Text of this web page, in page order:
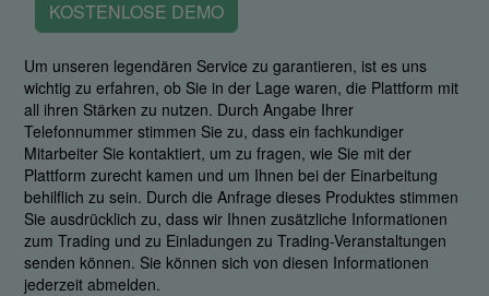
KOSTENLOSE DEMO
Um unseren legendären Service zu garantieren, ist es uns
wichtig zu erfahren, ob Sie in der Lage waren, die Plattform mit
all ihren Stärken zu nutzen. Durch Angabe Ihrer
Telefonnummer stimmen Sie zu, dass ein fachkundiger
Mitarbeiter Sie kontaktiert, um zu fragen, wie Sie mit der
Plattform zurecht kamen und um Ihnen bei der Einarbeitung
behilflich zu sein. Durch die Anfrage dieses Produktes stimmen
Sie ausdrücklich zu, dass wir Ihnen zusätzliche Informationen
zum Trading und zu Einladungen zu Trading-Veranstaltungen
senden können. Sie können sich von diesen Informationen
jederzeit abmelden.